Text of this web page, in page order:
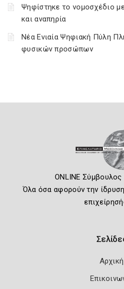
Ψηφίστηκε το νομοσχέδιο
και αναπηρία
Νέα Ενιαία Ψηφιακή Πύλη
φυσικών προσώπων
ONLINE Σύμβουλος
Όλα όσα αφορούν την ίδρυση
Αρχική